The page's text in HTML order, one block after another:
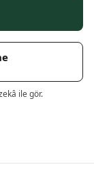
ile gör.